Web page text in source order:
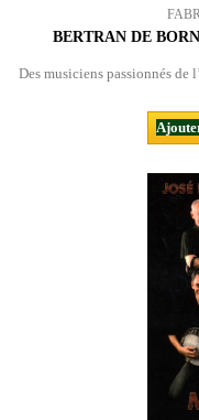
BERTRAN DE
Des musiciens passionnés de